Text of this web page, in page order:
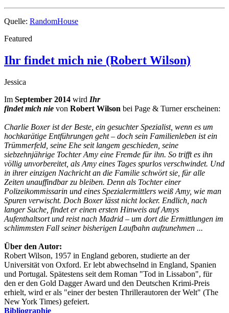
Quelle: RandomHouse
Featured
Ihr findet mich nie (Robert Wilson)
Jessica
Im September 2014 wird Ihr
findet mich nie von Robert Wilson bei Page & Turner erscheinen:
Charlie Boxer ist der Beste, ein gesuchter Spezialist, wenn es um
hochkarätige Entführungen geht – doch sein Familienleben ist ein
Trümmerfeld, seine Ehe seit langem geschieden, seine
siebzehnjährige Tochter Amy eine Fremde für ihn. So trifft es ihn
völlig unvorbereitet, als Amy eines Tages spurlos verschwindet. Und
in ihrer einzigen Nachricht an die Familie schwört sie, für alle
Zeiten unauffindbar zu bleiben. Denn als Tochter einer
Polizeikommissarin und eines Spezialermittlers weiß Amy, wie man
Spuren verwischt. Doch Boxer lässt nicht locker. Endlich, nach
langer Suche, findet er einen ersten Hinweis auf Amys
Aufenthaltsort und reist nach Madrid – um dort die Ermittlungen im
schlimmsten Fall seiner bisherigen Laufbahn aufzunehmen ...
Über den Autor:
Robert Wilson, 1957 in England geboren, studierte an der
Universität von Oxford. Er lebt abwechselnd in England, Spanien
und Portugal. Spätestens seit dem Roman "Tod in Lissabon", für
den er den Gold Dagger Award und den Deutschen Krimi-Preis
erhielt, wird er als "einer der besten Thrillerautoren der Welt" (The
New York Times) gefeiert.
Bibliographie